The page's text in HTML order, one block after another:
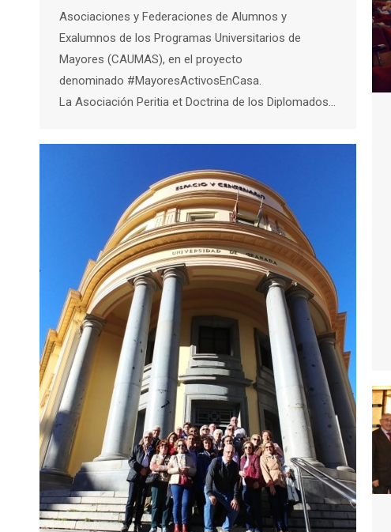
Asociaciones y Federaciones de Alumnos y
Exalumnos de los Programas Universitarios de
Mayores (CAUMAS), en el proyecto
denominado #MayoresActivosEnCasa.
La Asociación Peritia et Doctrina de los Diplomados…